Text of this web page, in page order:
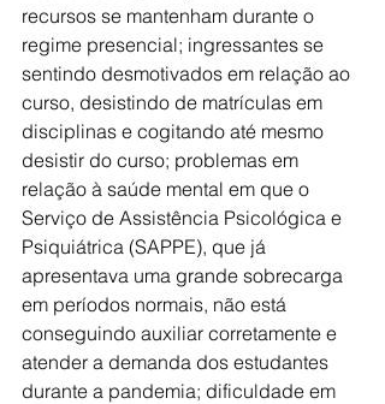
recursos se mantenham durante o
regime presencial; ingressantes se
sentindo desmotivados em relação ao
curso, desistindo de matrículas em
disciplinas e cogitando até mesmo
desistir do curso; problemas em
relação à saúde mental em que o
Serviço de Assistência Psicológica e
Psiquiátrica (SAPPE), que já
apresentava uma grande sobrecarga
em períodos normais, não está
conseguindo auxiliar corretamente e
atender a demanda dos estudantes
durante a pandemia; dificuldade em